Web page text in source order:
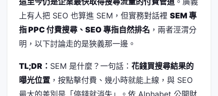
上有人把 SEO 也算進 SEM，但實務對話裡 SEM 專
指 PPC 付費搜尋、SEO 專指自然排名 ，兩者涇渭分
明，以下討論走的是狹義那一邊。
TL;DR： SEM 是什麼？一句話： 花錢買搜尋結果的
曝光位置 ，按點擊付費、幾小時就能上線，與 SEO
最大的差別是「停錢就消失」。依 Alphabet 公開財